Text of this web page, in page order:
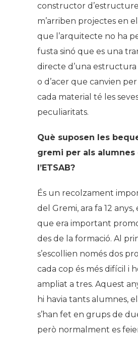
constructor
m’arriben projectes en
que l’arquitecte no ha
fusta sinó que es una
directe d’una
o d’acer que canvien
cada material té les
peculiaritats.
Què suposen les
gremi per als alumnes
l’ETSAB?
És un recolzament
del Gremi, ara fa 12 anys,
que era important
des de la formació. Al
s’escollien només dos
cada cop és més difícil i
ampliat a tres. Aquest
hi havia tants alumnes,
s’han fet en grups de
però normalment es